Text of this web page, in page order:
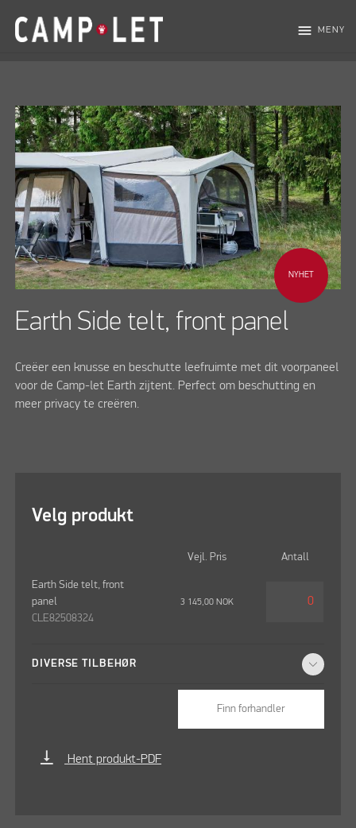
menu MENY
NYHET
Earth Side telt, front panel
Creëer een knusse en beschutte leefruimte met dit voorpaneel
voor de Camp-let Earth zijtent. Perfect om beschutting en
meer privacy te creëren.
Velg produkt
Vejl. Pris Antall
Earth Side telt, front
panel
CLE82508324
3 145,00 NOK
DIVERSE TILBEHØR
Finn forhandler
vertical_align_bottom Hent produkt-PDF